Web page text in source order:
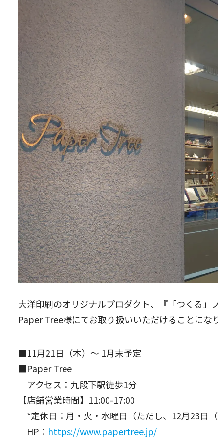
大洋印刷のオリジナルプロダクト、『「つくる」
Paper Tree様にてお取り扱いいただけることにな
■11月21日（木）〜 1月末予定
■Paper Tree
アクセス：九段下駅徒歩1分
【店舗営業時間】11:00-17:00
*定休日：月・火・水曜日（ただし、12月23日（
HP： https://www.papertree.jp/